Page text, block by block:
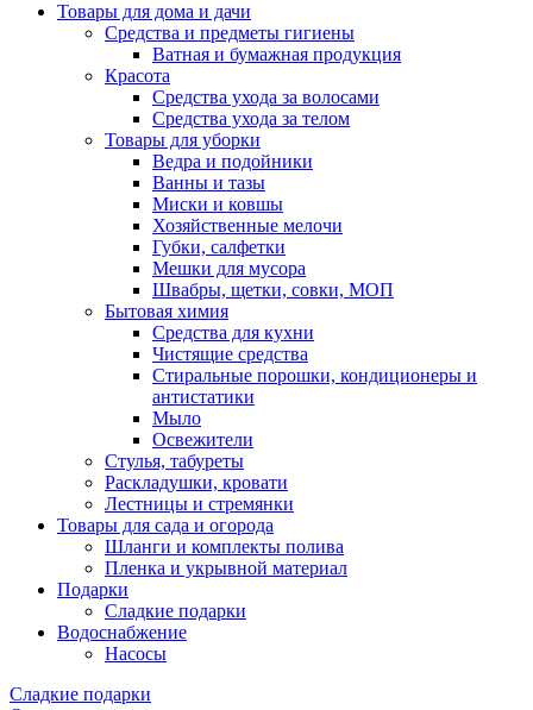
Товары для дома и дачи
Средства и предметы гигиены
Ватная и бумажная продукция
Красота
Средства ухода за волосами
Средства ухода за телом
Товары для уборки
Ведра и подойники
Ванны и тазы
Миски и ковшы
Хозяйственные мелочи
Губки, салфетки
Мешки для мусора
Швабры, щетки, совки, МОП
Бытовая химия
Средства для кухни
Чистящие средства
Стиральные порошки, кондиционеры и
антистатики
Мыло
Освежители
Стулья, табуреты
Раскладушки, кровати
Лестницы и стремянки
Товары для сада и огорода
Шланги и комплекты полива
Пленка и укрывной материал
Подарки
Cладкие подарки
Водоснабжение
Насосы
Сладкие подарки